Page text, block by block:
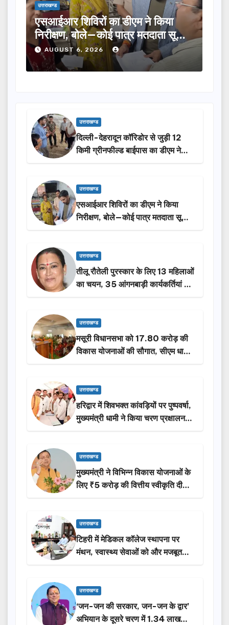
उत्तराखण्ड
तीलू रौतेली पुरस्कार के लिए 13 महिलाओं
का चयन, 35 आंगनबाड़ी कार्यकर्तियां भी
होंगी सम्मानित…
AUGUST 6, 2026
उत्तराखण्ड
दिल्ली-देहरादून कॉरिडोर से जुड़ी 12
किमी ग्रीनफील्ड बाईपास का डीएम ने
किया निरीक्षण…
उत्तराखण्ड
एसआईआर शिविरों का डीएम ने किया
निरीक्षण, बोले—कोई पात्र मतदाता सूची
से न छूटे…
उत्तराखण्ड
तीलू रौतेली पुरस्कार के लिए 13 महिलाओं
का चयन, 35 आंगनबाड़ी कार्यकर्तियां भी
होंगी सम्मानित…
उत्तराखण्ड
मसूरी विधानसभा को 17.80 करोड़ की
विकास योजनाओं की सौगात, सीएम धामी
ने किया लोकार्पण-शिलान्यास.
उत्तराखण्ड
हरिद्वार में शिवभक्त कांवड़ियों पर पुष्पवर्षा,
मुख्यमंत्री धामी ने किया चरण प्रक्षालन…
उत्तराखण्ड
मुख्यमंत्री ने विभिन्न विकास योजनाओं के
लिए ₹5 करोड़ की वित्तीय स्वीकृति दी…
उत्तराखण्ड
टिहरी में मेडिकल कॉलेज स्थापना पर
मंथन, स्वास्थ्य सेवाओं को और मजबूत
करेगी सरकार: मुख्यमंत्री धामी…
उत्तराखण्ड
‘जन-जन की सरकार, जन-जन के द्वार’
अभियान के दूसरे चरण में 1.34 लाख